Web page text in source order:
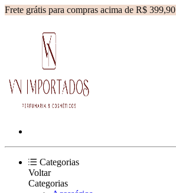
Frete grátis para compras acima de R$ 399,90
Categorias
Voltar
Categorias